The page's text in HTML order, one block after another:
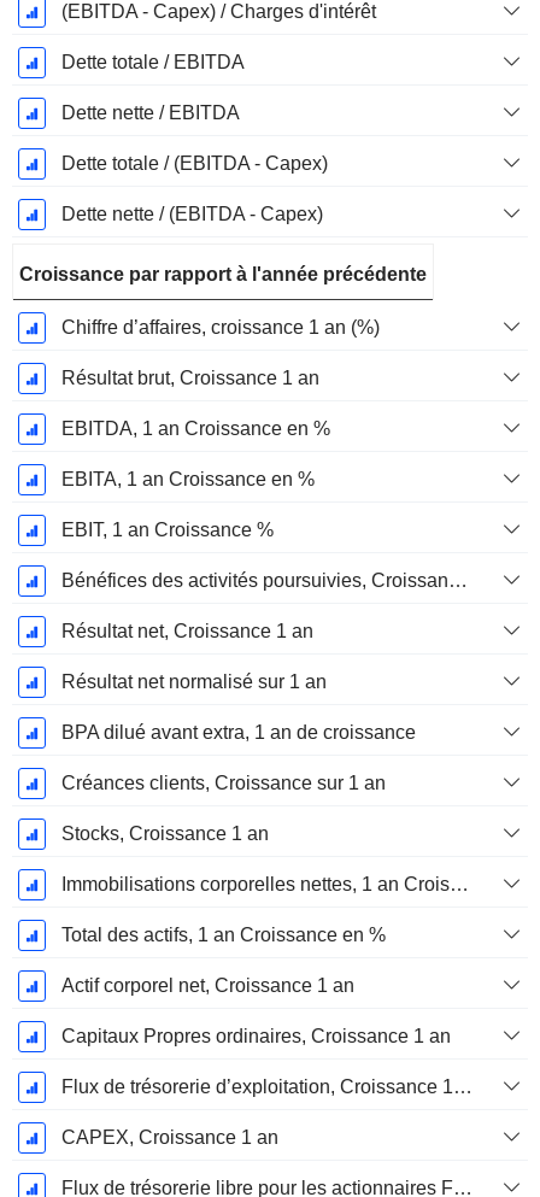
(EBITDA - Capex) / Charges d'intérêt
Dette totale / EBITDA
Dette nette / EBITDA
Dette totale / (EBITDA - Capex)
Dette nette / (EBITDA - Capex)
Croissance par rapport à l'année précédente
Chiffre d’affaires, croissance 1 an (%)
Résultat brut, Croissance 1 an
EBITDA, 1 an Croissance en %
EBITA, 1 an Croissance en %
EBIT, 1 an Croissance %
Bénéfices des activités poursuivies, Croissance 1 an
Résultat net, Croissance 1 an
Résultat net normalisé sur 1 an
BPA dilué avant extra, 1 an de croissance
Créances clients, Croissance sur 1 an
Stocks, Croissance 1 an
Immobilisations corporelles nettes, 1 an Croissance
Total des actifs, 1 an Croissance en %
Actif corporel net, Croissance 1 an
Capitaux Propres ordinaires, Croissance 1 an
Flux de trésorerie d’exploitation, Croissance 1 an
CAPEX, Croissance 1 an
Flux de trésorerie libre pour les actionnaires FCFE, Croissance 1 an